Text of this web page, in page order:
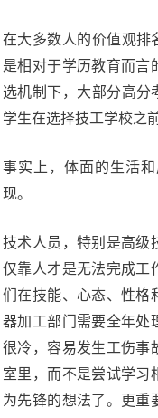
在大多数人的价值观排
是相对于学历教育而言
选机制下，大部分高分
学生在选择技工学校之
事实上，体面的生活
现。
技术人员，特别是高级
仅靠人才是无法完成工
们在技能、心态、性格
器加工部门需要全年处
很冷，容易发生工伤事
室里，而不是尝试学习
为先锋的想法了。更重